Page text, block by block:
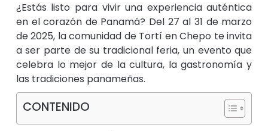
¿Estás listo para vivir una experiencia auténtica
en el corazón de Panamá? Del 27 al 31 de marzo
de 2025, la comunidad de Tortí en Chepo te invita
a ser parte de su tradicional feria, un evento que
celebra lo mejor de la cultura, la gastronomía y
las tradiciones panameñas.
CONTENIDO